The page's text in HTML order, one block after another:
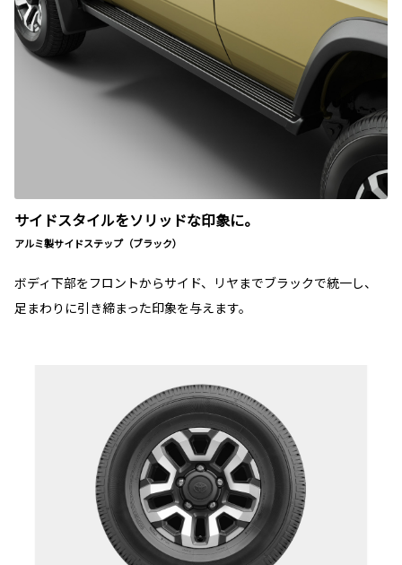
サイドスタイルをソリッドな印象に。
アルミ製サイドステップ（ブラック）
ボディ下部をフロントからサイド、リヤまでブラックで統一し、
足まわりに引き締まった印象を与えます。